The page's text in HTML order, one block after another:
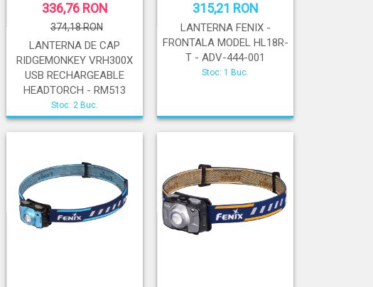
336,76 RON
374,18 RON
LANTERNA DE CAP
RIDGEMONKEY VRH300X
USB RECHARGEABLE
HEADTORCH - RM513
Stoc: 2 Buc.
315,21 RON
LANTERNA FENIX -
FRONTALA MODEL HL18R-
T - ADV-444-001
Stoc: 1 Buc.